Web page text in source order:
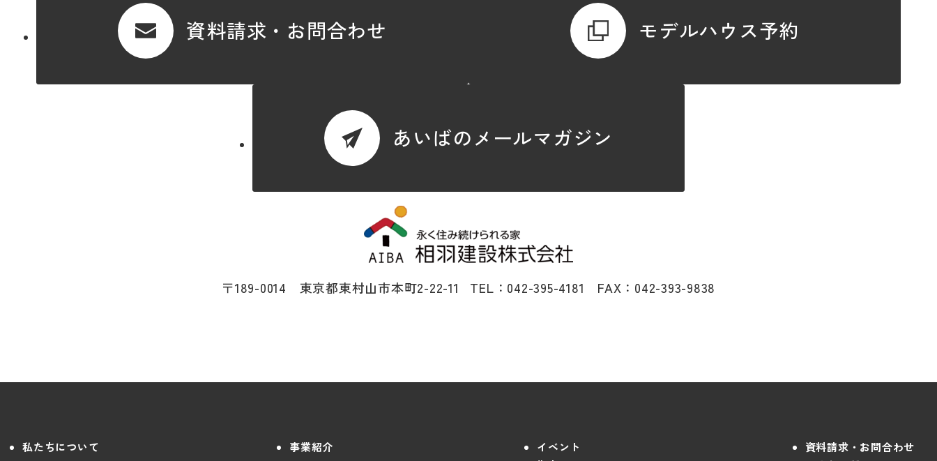
資料請求・お問合わせ モデルハウス予約
あいばのメールマガジン
〒189-0014 東京都東村山市本町2-22-11 TEL：042-395-4181 FAX：042-393-9838
私たちについて 事業紹介
イベント
資料請求・お問合わせ